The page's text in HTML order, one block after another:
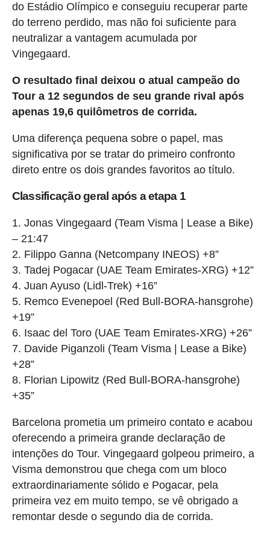
do Estádio Olímpico e conseguiu recuperar parte
do terreno perdido, mas não foi suficiente para
neutralizar a vantagem acumulada por
Vingegaard.
O resultado final deixou o atual campeão do
Tour a 12 segundos de seu grande rival após
apenas 19,6 quilômetros de corrida.
Uma diferença pequena sobre o papel, mas
significativa por se tratar do primeiro confronto
direto entre os dois grandes favoritos ao título.
Classificação geral após a etapa 1
1. Jonas Vingegaard (Team Visma | Lease a Bike)
– 21:47
2. Filippo Ganna (Netcompany INEOS) +8”
3. Tadej Pogacar (UAE Team Emirates-XRG) +12”
4. Juan Ayuso (Lidl-Trek) +16”
5. Remco Evenepoel (Red Bull-BORA-hansgrohe)
+19”
6. Isaac del Toro (UAE Team Emirates-XRG) +26”
7. Davide Piganzoli (Team Visma | Lease a Bike)
+28”
8. Florian Lipowitz (Red Bull-BORA-hansgrohe)
+35”
Barcelona prometia um primeiro contato e acabou
oferecendo a primeira grande declaração de
intenções do Tour. Vingegaard golpeou primeiro, a
Visma demonstrou que chega com um bloco
extraordinariamente sólido e Pogacar, pela
primeira vez em muito tempo, se vê obrigado a
remontar desde o segundo dia de corrida.